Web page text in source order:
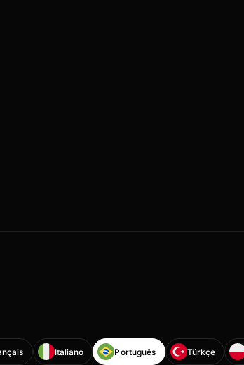
Italiano Português Türkçe